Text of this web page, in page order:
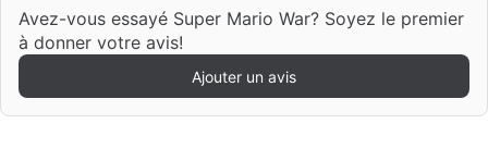
Avez-vous essayé Super Mario War? Soyez le premier
à donner votre avis!
Ajouter un avis